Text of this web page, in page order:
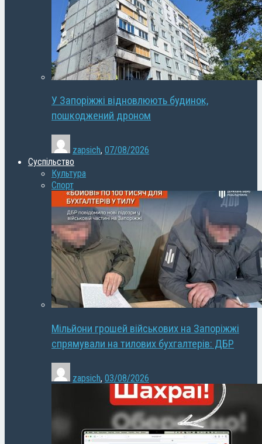
У Запоріжжі відновлюють будинок,
пошкоджений дроном
zapsich, 07/08/2026
Суспільство
Культура
Спорт
Мільйони грошей військових на Запоріжжі
спрямували на тилових бухгалтерів: ДБР
zapsich, 03/08/2026